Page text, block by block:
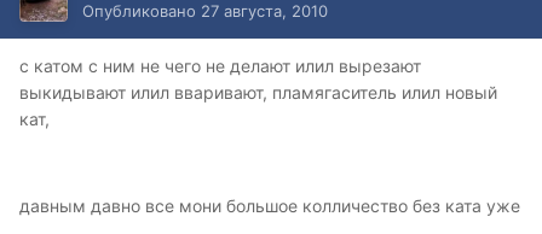
Опубликовано 27 августа, 2010
с катом с ним не чего не делают илил вырезают
выкидывают илил вваривают, пламягаситель илил новый
кат,
давным давно все мони большое колличество без ката уже